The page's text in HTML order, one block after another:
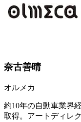
奈古善晴
オルメカ
約10年の自動車業界
取得。アートディレ